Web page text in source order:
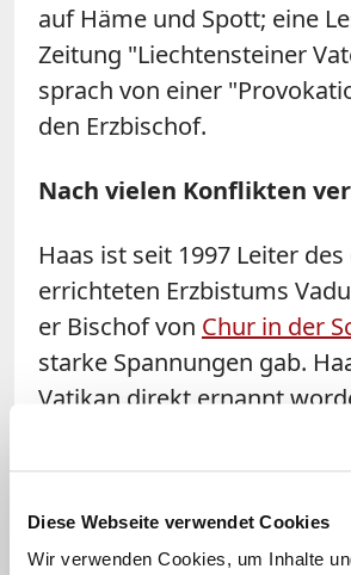
Diese Webseite verwendet Cookies
Wir verwenden Cookies, um Inhalte
auf Häme und Spott; eine
Zeitung "Liechtensteiner
sprach von einer
den Erzbischof.
Nach vielen Konflikten
Haas ist seit 1997 Leiter
errichteten Erzbistums
er Bischof von Chur in der
starke Spannungen gab.
Vatikan direkt ernannt
durch seinen